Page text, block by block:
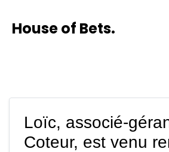
House of Bets.
Loïc, associé-
Coteur, est venu